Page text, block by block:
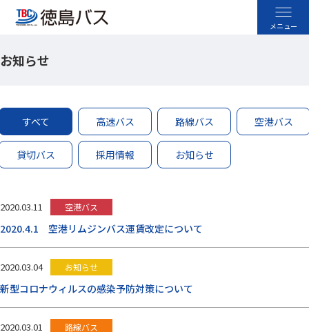
空港バス
路線バス
採用情報
お忘れ物のお問い合わせ
よくあるご質問
お問い合わせ
お知らせ
すべて 高速バス 路線バス 空港バス
貸切バス 採用情報 お知らせ
2020.03.11 空港バス
2020.4.1 空港リムジンバス運賃改定について
2020.03.04 お知らせ
新型コロナウィルスの感染予防対策について
2020.03.01 路線バス